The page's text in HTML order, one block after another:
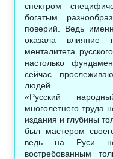
спектром
богатым
поверий. Ведь
оказала влияние
менталитета
настолько
сейчас
людей.
«Русский
многолетнего труда
издания и глубины
был мастером
ведь на Руси
востребованным